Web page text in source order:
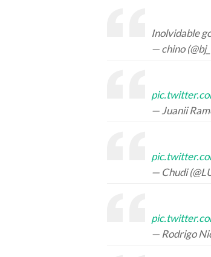
Inolvidable
— chino
— Juanii
— Chudi
— Rodrigo